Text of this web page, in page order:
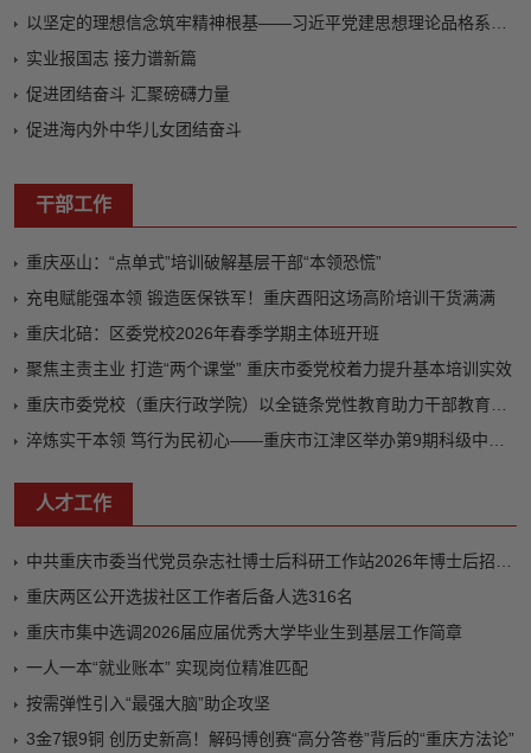
实业报国志 接力谱新篇
促进团结奋斗 汇聚磅礴力量
促进海内外中华儿女团结奋斗
干部工作
重庆巫山：“点单式”培训破解基层干部“本领恐慌”
充电赋能强本领 锻造医保铁军！重庆酉阳这场高阶培训干货满满
重庆北碚：区委党校2026年春季学期主体班开班
聚焦主责主业 打造“两个课堂” 重庆市委党校着力提升基本培训实效
人才工作
重庆两区公开选拔社区工作者后备人选316名
重庆市集中选调2026届应届优秀大学毕业生到基层工作简章
一人一本“就业账本” 实现岗位精准匹配
按需弹性引入“最强大脑”助企攻坚
3金7银9铜 创历史新高！解码博创赛“高分答卷”背后的“重庆方法论”